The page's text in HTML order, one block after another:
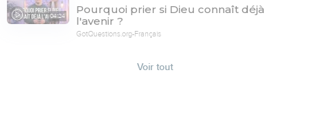
04:24
Pourquoi prier si Dieu connaît déjà
l'avenir ?
GotQuestions.org-Français
Voir tout